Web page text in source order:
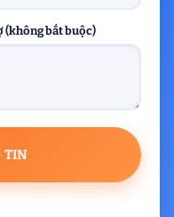
(không bắt buộc)